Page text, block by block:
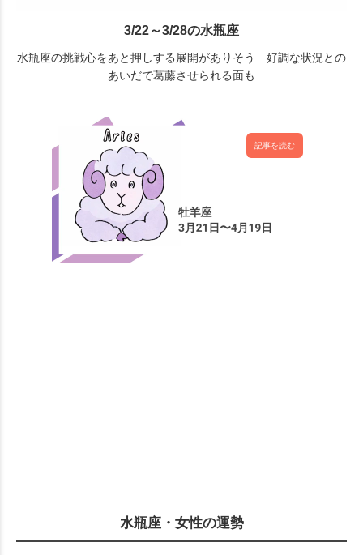
3/22～3/28の水瓶座
水瓶座の挑戦心をあと押しする展開がありそう 好調な状況との
あいだで葛藤させられる面も
記事を読む
水瓶座・女性の運勢